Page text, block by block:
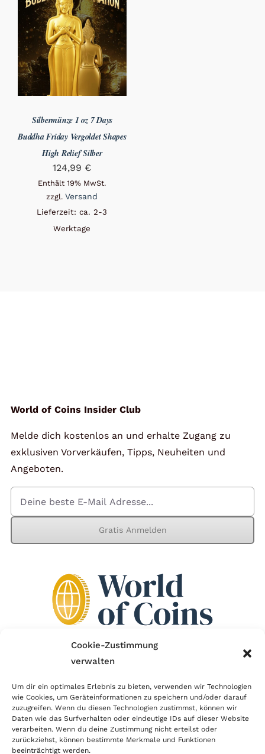
Cookie-Zustimmung
verwalten
Um dir ein optimales Erlebnis zu bieten, verwenden wir Technologien
wie Cookies, um Geräteinformationen zu speichern und/oder darauf
zuzugreifen. Wenn du diesen Technologien zustimmst, können wir
Daten wie das Surfverhalten oder eindeutige IDs auf dieser Website
verarbeiten. Wenn du deine Zustimmung nicht erteilst oder
zurückziehst, können bestimmte Merkmale und Funktionen
beeinträchtigt werden.
Silbermünze 1 oz 7 Days
Buddha Friday Vergoldet Shapes
High Relief Silber
124,99 €
Enthält 19% MwSt.
zzgl.Versand
Lieferzeit: ca. 2-3
Werktage
World of Coins Insider Club
Melde dich kostenlos an und erhalte Zugang zu
exklusiven Vorverkäufen, Tipps, Neuheiten und
Angeboten.
Gratis Anmelden
Der Händlerbund setzt sich für sicheren und
erfolgreichen E-Commerce ein. Auch wir sind wie
viele Onlineshops im Netz Mitglied im Händlerbund
und unterstützen fairen Onlinehandel.